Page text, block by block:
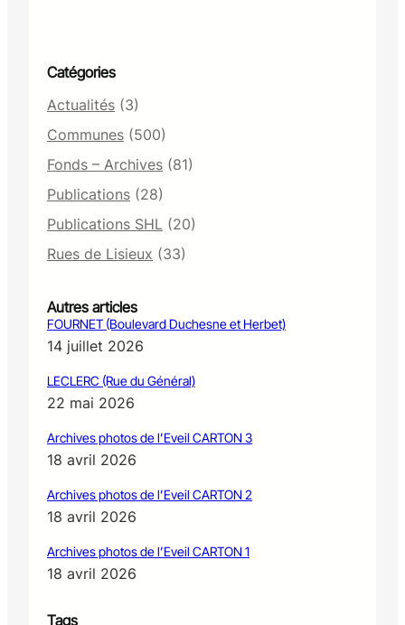
Catégories
Actualités (3)
Communes (500)
Fonds – Archives (81)
Publications (28)
Publications SHL (20)
Rues de Lisieux (33)
Autres articles
FOURNET (Boulevard Duchesne et Herbet)
14 juillet 2026
LECLERC (Rue du Général)
22 mai 2026
Archives photos de l’Eveil CARTON 3
18 avril 2026
Archives photos de l’Eveil CARTON 2
18 avril 2026
Archives photos de l’Eveil CARTON 1
18 avril 2026
Tags